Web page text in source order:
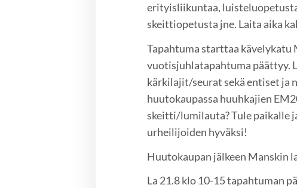
erityisliikuntaa,
skeittiopetusta jne. Laita aika
Tapahtuma starttaa kävelykatu
vuotisjuhlatapahtuma päättyy.
kärkilajit/seurat sekä entiset ja
huutokaupassa huuhkajien
skeitti/lumilauta? Tule paikalle
urheilijoiden hyväksi!
Huutokaupan jälkeen Manskin
La 21.8 klo 10-15 tapahtuman